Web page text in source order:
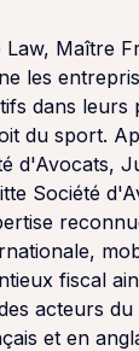
Law, Maître
les
dans leurs
du sport.
d'Avocats,
Société
fiscal
acteurs
et en